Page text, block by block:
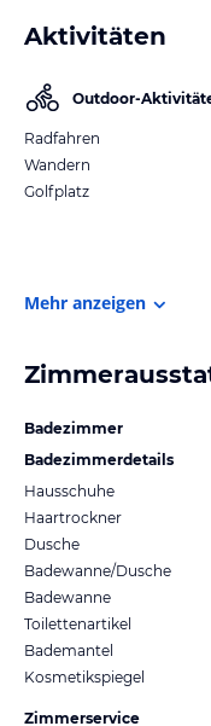
Aktivitäten
Outdoor-
Radfahren
Wandern
Golfplatz
Mehr anzeigen
Badezimmer
Badezimmerdetails
Hausschuhe
Haartrockner
Dusche
Badewanne/Dusche
Badewanne
Toilettenartikel
Bademantel
Kosmetikspiegel
Zimmerservice